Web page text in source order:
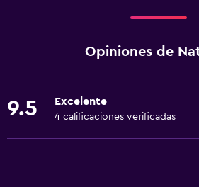
Opiniones de
9.5 Excelente
4 calificaciones verificadas